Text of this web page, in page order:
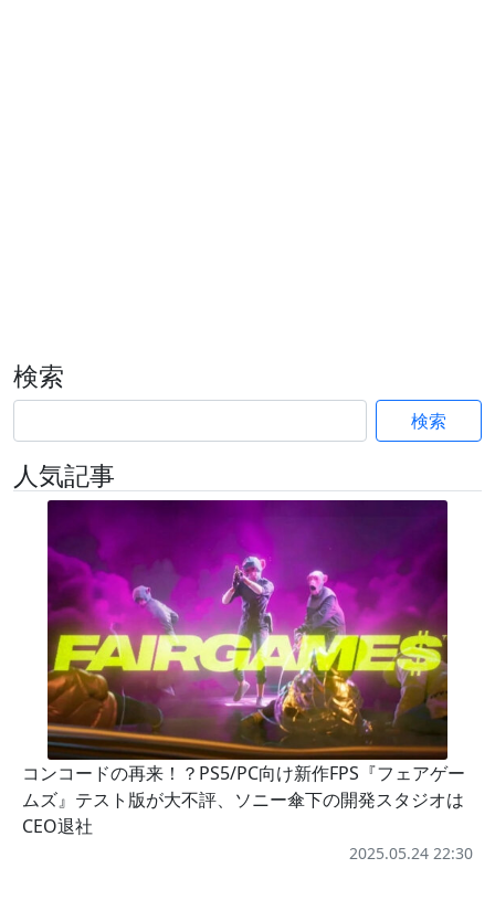
検索
検索
人気記事
コンコードの再来！？PS5/PC向け新作FPS『フェアゲー
ムズ』テスト版が大不評、ソニー傘下の開発スタジオは
CEO退社
2025.05.24 22:30